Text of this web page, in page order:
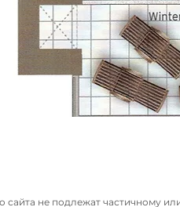
сайта не подлежат частичному